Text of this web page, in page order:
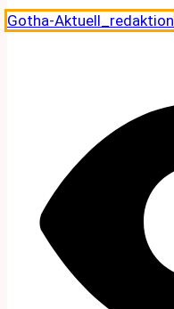
Gotha-Aktuell_redaktion